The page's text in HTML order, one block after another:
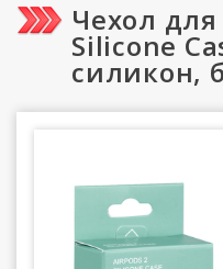
Чехол
Silicone
силикон,